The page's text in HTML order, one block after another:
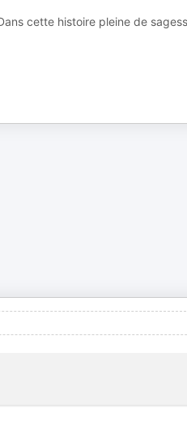
cette histoire pleine de